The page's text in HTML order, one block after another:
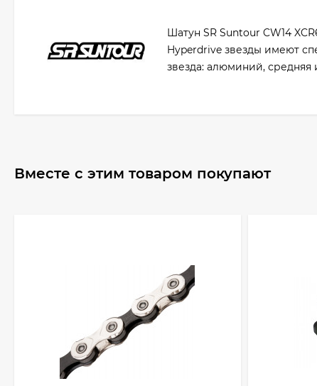
Шатун SR Suntour CW14
Hyperdrive звезды имеют
звезда: алюминий, средняя
Вместе с этим товаром покупают